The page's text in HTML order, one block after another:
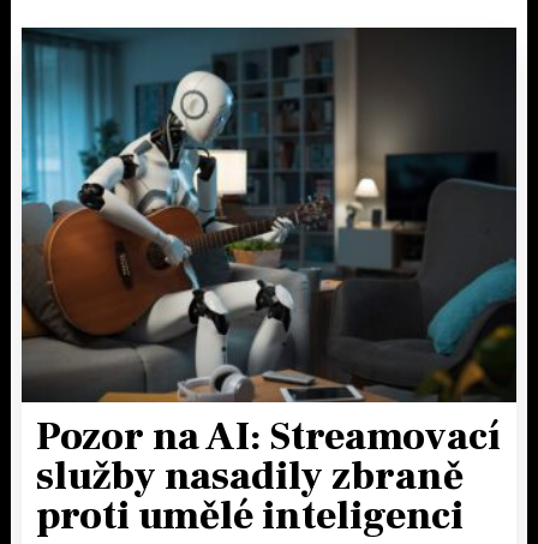
Pozor na AI: Streamovací
služby nasadily zbraně
proti umělé inteligenci